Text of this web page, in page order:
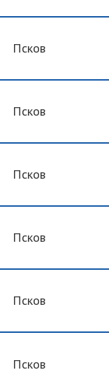
Псков
Псков
Псков
Псков
Псков
Псков